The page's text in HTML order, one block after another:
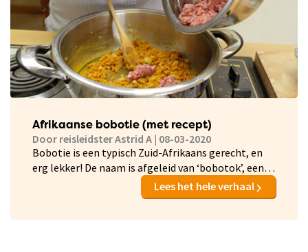
Afrikaanse bobotie (met recept)
Door reisleidster Astrid A | 08-03-2020
Bobotie is een typisch Zuid-Afrikaans gerecht, en
erg lekker! De naam is afgeleid van ‘bobotok’, een
Indonesisch vleesgerecht dat gestoomd wordt.
Vermoedelijk is het recept al in de 17e eeuw via
Lees het hele verhaal